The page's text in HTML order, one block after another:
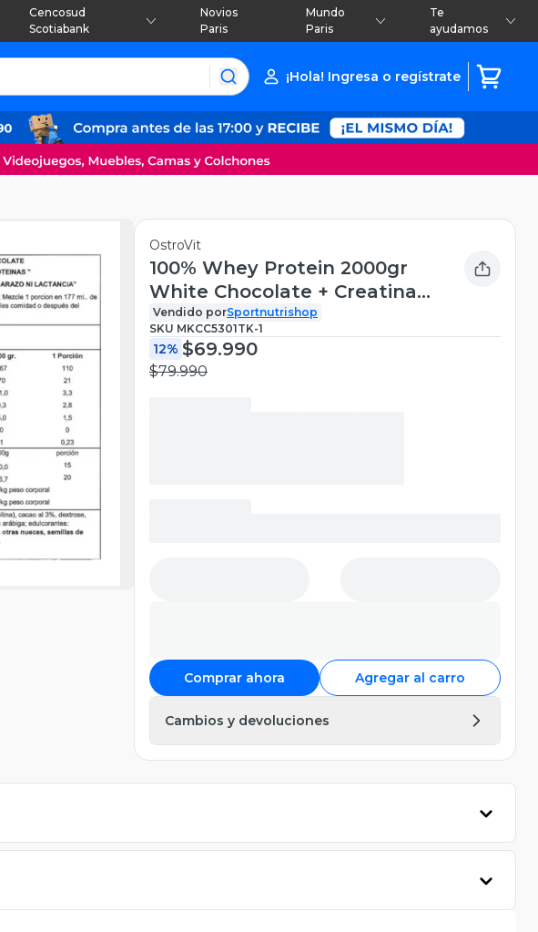
Cencosud
Scotiabank
Novios
Paris
Mundo
Paris
Te
ayudamos
¡Hola! Ingresa o regístrate
OstroVit
100% Whey Protein 2000gr
White Chocolate + Creatina
monohidratada 300gr +
shaker 750ml
Vendido porSportnutrishop
SKU MKCC5301TK-1
12% $69.990
$79.990
Comprar ahora Agregar al carro
Cambios y devoluciones